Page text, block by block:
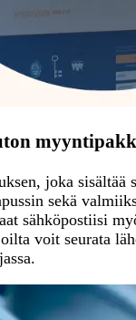
joka sisältää
sekä
sähköpostiisi
voit seurata